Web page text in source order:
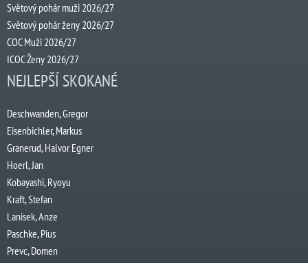
Světový pohár muži 2026/27
Světový pohár ženy 2026/27
COC Muži 2026/27
ICOC Ženy 2026/27
NEJLEPŠÍ SKOKANÉ
Deschwanden, Gregor
Eisenbichler, Markus
Granerud, Halvor Egner
Hoerl, Jan
Kobayashi, Ryoyu
Kraft, Stefan
Lanisek, Anze
Paschke, Pius
Prevc, Domen